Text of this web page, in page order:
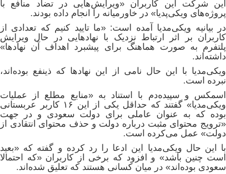
این شرکت این کاربران «ویرایش‌هایی در تضاد منافع با
پروژه‌های ویکی‌پدیا» در خاورمیانه را انجام داده بودند.
در بیانیه ویکی‌مدیا آمده است: «ما تایید کنیم که تعدادی از
کاربران بر اثر ارتباط نزدیک با نهادهایی در حال ویرایش
پلتفرم به صورت هماهنگ برای پیشبرد اهداف آن نهادها»
داشته‌اند.
ویکی‌مدیا با این حال نامی از این نهادها که ذینفع بوده‌اند،
نبرده است.
اسمکس و سپیده‌دم با استناد به «منابع مطلع از عملیات
ویکی‌مدیا» گفتند که حداقل یکی از این ۱۶ کاربر عربستانی
بوده‌ که به عنوان عاملی برای دولت سعودی و در جهت
«ترویج محتوای مثبت درباره دولت و حذف محتوای انتقادی از
دولت» عمل می‌کرده است.
با این حال ویکی‌مدیا این ادعا را رد کرده و گفته که «بعید
است چنین باشد» و افزود که برخی از کاربران «که احتمالا
سعودی بوده‌اند» در میان کسانی هستند که تعلیق شده‌اند.